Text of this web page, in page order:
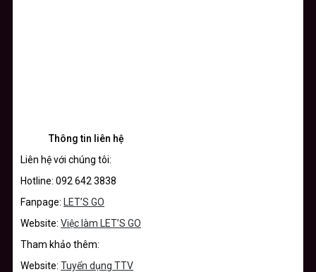
Thông tin liên hệ
Liên hệ với chúng tôi:
Hotline: 092 642 3838
Fanpage: LET’S GO
Website: Việc làm LET’S GO
Tham khảo thêm:
Website: Tuyển dụng TTV